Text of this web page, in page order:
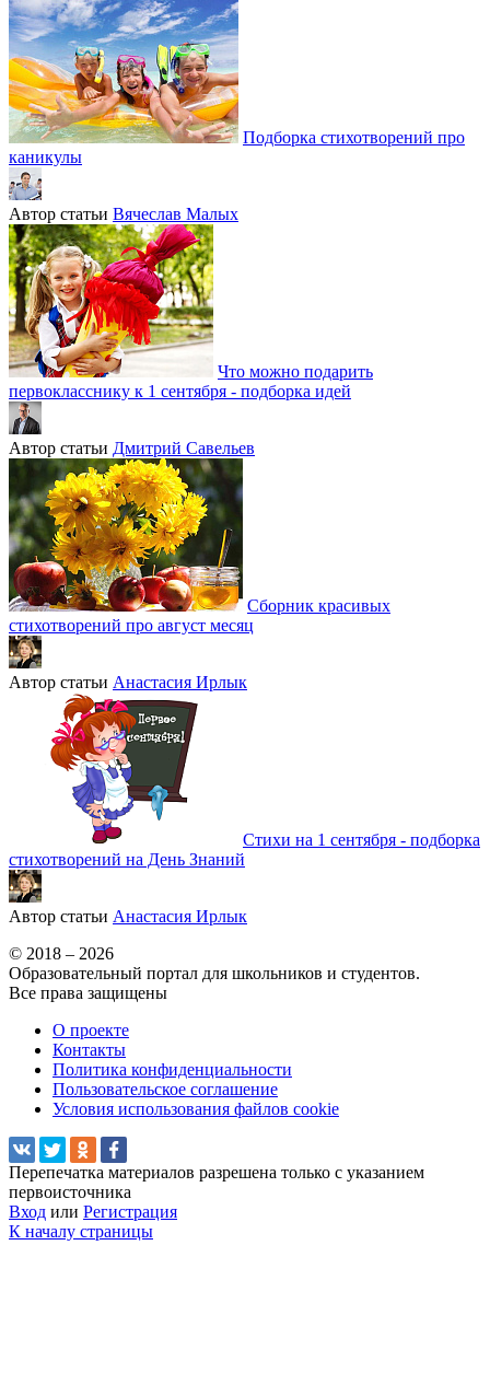
Подборка стихотворений про
каникулы
Автор статьи Вячеслав Малых
Что можно подарить
первокласснику к 1 сентября - подборка идей
Автор статьи Дмитрий Савельев
Сборник красивых
стихотворений про август месяц
Автор статьи Анастасия Ирлык
Стихи на 1 сентября - подборка
стихотворений на День Знаний
Автор статьи Анастасия Ирлык
© 2018 – 2026
Образовательный портал для школьников и студентов.
Все права защищены
О проекте
Контакты
Политика конфиденциальности
Пользовательское соглашение
Условия использования файлов cookie
Перепечатка материалов разрешена только с указанием
первоисточника
Вход или Регистрация
К началу страницы